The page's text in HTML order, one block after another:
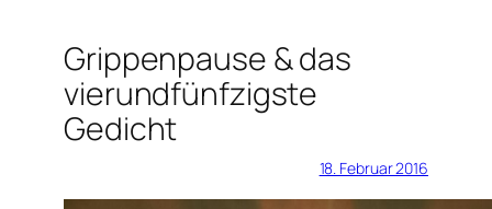
Grippenpause & das
vierundfünfzigste
Gedicht
18. Februar 2016